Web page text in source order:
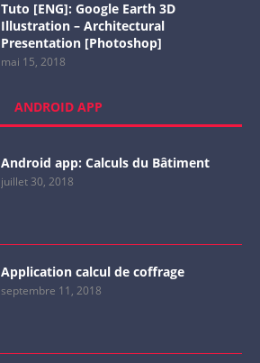
Tuto [ENG]: Google Earth 3D
Illustration – Architectural
Presentation [Photoshop]
mai 15, 2018
ANDROID APP
Android app: Calculs du Bâtiment
juillet 30, 2018
Application calcul de coffrage
septembre 11, 2018